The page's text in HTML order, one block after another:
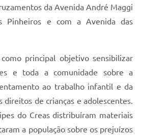
da Avenida André Maggi
Pinheiros e com a Avenida das
principal objetivo sensibilizar
e toda a comunidade sobre a
ao trabalho infantil e da
direitos de crianças e adolescentes.
do Creas distribuíram materiais
a população sobre os prejuízos